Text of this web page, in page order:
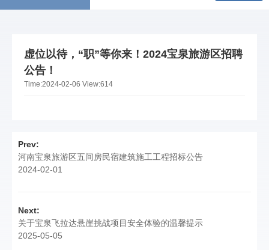
虚位以待，“职”等你来！2024宝泉旅游区招聘
公告！
Time:2024-02-06 View:614
Prev:
河南宝泉旅游区五间房民宿建筑施工工程招标公告
2024-02-01
Next:
关于宝泉飞拉达悬崖挑战项目安全体验的温馨提示
2025-05-05